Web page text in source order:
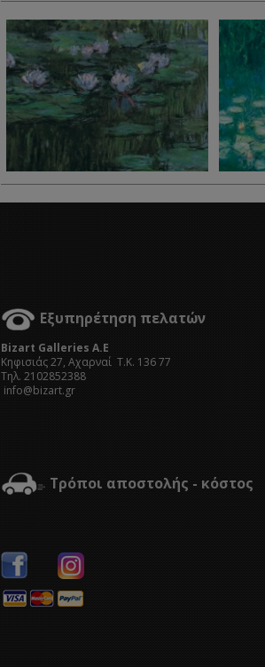
Εξυπηρέτηση πελατών
Bizart Galleries A.E
Kηφισιάς 27, Αχαρναί Τ.Κ. 136 77
Τηλ. 2102852388
info@bizart.gr
Τρόποι αποστολής - κόστος